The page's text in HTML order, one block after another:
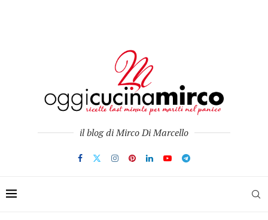
il blog di Mirco Di Marcello